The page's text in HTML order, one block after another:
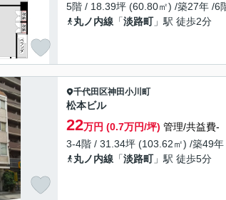
5階 / 18.39坪 (60.80㎡) /築27年 /6
丸ノ内線 「淡路町」駅 徒歩2分
千代田区神田小川町
松本ビル
22万円 (0.7万円/坪) 管理/共益費-
3-4階 / 31.34坪 (103.62㎡) /築49年
丸ノ内線 「淡路町」駅 徒歩5分